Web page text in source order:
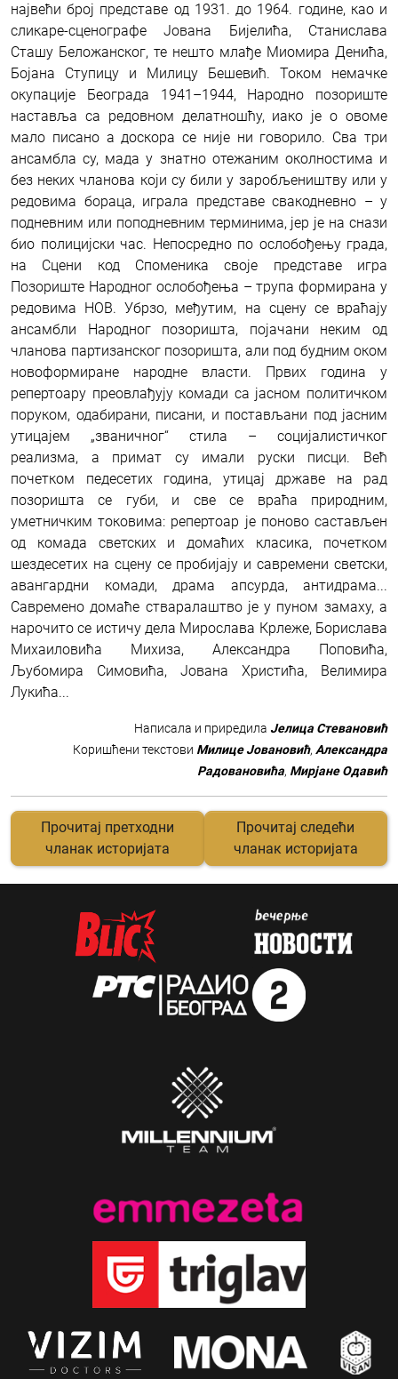
највећи број представе од 1931. до 1964. године, као и
сликаре-сценографе Јована Бијелића, Станислава
Сташу Беложанског, те нешто млађе Миомира Денића,
Бојана Ступицу и Милицу Бешевић. Током немачке
окупације Београда 1941–1944, Народно позориште
наставља са редовном делатношћу, иако је о овоме
мало писано а доскора се није ни говорило. Сва три
ансамбла су, мада у знатно отежаним околностима и
без неких чланова који су били у заробљеништву или у
редовима бораца, играла представе свакодневно – у
подневним или поподневним терминима, јер је на снази
био полицијски час. Непосредно по ослобођењу града,
на Сцени код Споменика своје представе игра
Позориште Народног ослобођења – трупа формирана у
редовима НОВ. Убрзо, међутим, на сцену се враћају
ансамбли Народног позоришта, појачани неким од
чланова партизанског позоришта, али под будним оком
новоформиране народне власти. Првих година у
репертоару преовлађују комади са јасном политичком
поруком, одабирани, писани, и постављани под јасним
утицајем „званичног“ стила – социјалистичког
реализма, а примат су имали руски писци. Већ
почетком педесетих година, утицај државе на рад
позоришта се губи, и све се враћа природним,
уметничким токовима: репертоар је поново састављен
од комада светских и домаћих класика, почетком
шездесетих на сцену се пробијају и савремени светски,
авангардни комади, драма апсурда, антидрама...
Савремено домаће стваралаштво је у пуном замаху, а
нарочито се истичу дела Мирослава Крлеже, Борислава
Михаиловића Михиза, Александра Поповића,
Љубомира Симовића, Јована Христића, Велимира
Лукића...
Написала и приредила Јелица Стевановић
Коришћени текстови Милице Јовановић, Александра
Радовановића, Мирјане Одавић
Прочитај претходни
чланак историјата
Прочитај следећи
чланак историјата